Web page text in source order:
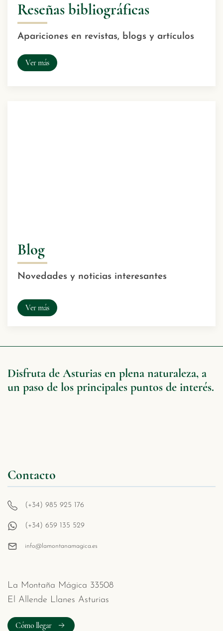
Reseñas bibliográficas
Apariciones en revistas, blogs y artículos
Ver más
Blog
Novedades y noticias interesantes
Ver más
Disfruta de Asturias en plena naturaleza, a
un paso de los principales puntos de interés.
Contacto
(+34) 985 925 176
(+34) 659 135 529
info@lamontanamagica.es
La Montaña Mágica 33508
El Allende Llanes Asturias
Cómo llegar